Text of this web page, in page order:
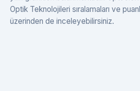
Optik Teknolojileri sıralamaları ve
üzerinden de inceleyebilirsiniz.